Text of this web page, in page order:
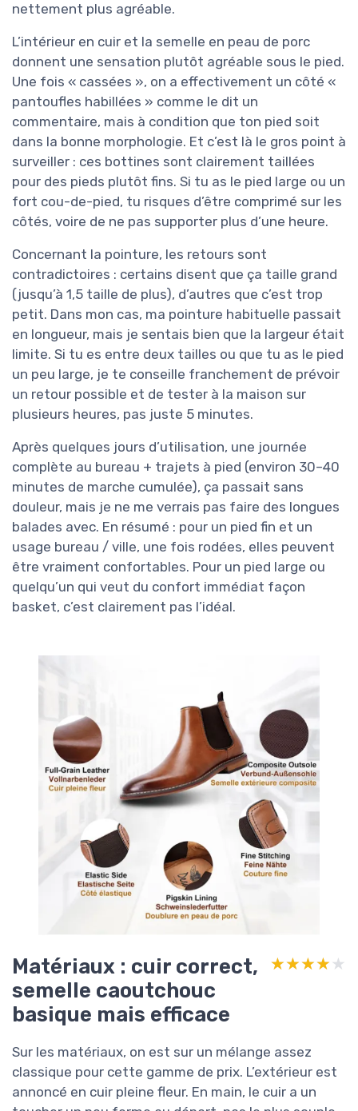
nettement plus agréable.
L’intérieur en cuir et la semelle en peau de porc
donnent une sensation plutôt agréable sous le pied.
Une fois « cassées », on a effectivement un côté «
pantoufles habillées » comme le dit un
commentaire, mais à condition que ton pied soit
dans la bonne morphologie. Et c’est là le gros point à
surveiller : ces bottines sont clairement taillées
pour des pieds plutôt fins. Si tu as le pied large ou un
fort cou-de-pied, tu risques d’être comprimé sur les
côtés, voire de ne pas supporter plus d’une heure.
Concernant la pointure, les retours sont
contradictoires : certains disent que ça taille grand
(jusqu’à 1,5 taille de plus), d’autres que c’est trop
petit. Dans mon cas, ma pointure habituelle passait
en longueur, mais je sentais bien que la largeur était
limite. Si tu es entre deux tailles ou que tu as le pied
un peu large, je te conseille franchement de prévoir
un retour possible et de tester à la maison sur
plusieurs heures, pas juste 5 minutes.
Après quelques jours d’utilisation, une journée
complète au bureau + trajets à pied (environ 30–40
minutes de marche cumulée), ça passait sans
douleur, mais je ne me verrais pas faire des longues
balades avec. En résumé : pour un pied fin et un
usage bureau / ville, une fois rodées, elles peuvent
être vraiment confortables. Pour un pied large ou
quelqu’un qui veut du confort immédiat façon
basket, c’est clairement pas l’idéal.
Matériaux : cuir correct,
semelle caoutchouc
basique mais efficace
★★★★★
★★★★★
Sur les matériaux, on est sur un mélange assez
classique pour cette gamme de prix. L’extérieur est
annoncé en cuir pleine fleur. En main, le cuir a un